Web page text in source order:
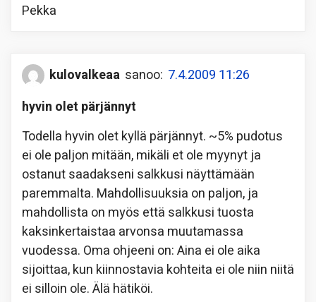
Pekka
kulovalkeaa sanoo: 7.4.2009 11:26
hyvin olet pärjännyt
Todella hyvin olet kyllä pärjännyt. ~5% pudotus
ei ole paljon mitään, mikäli et ole myynyt ja
ostanut saadakseni salkkusi näyttämään
paremmalta. Mahdollisuuksia on paljon, ja
mahdollista on myös että salkkusi tuosta
kaksinkertaistaa arvonsa muutamassa
vuodessa. Oma ohjeeni on: Aina ei ole aika
sijoittaa, kun kiinnostavia kohteita ei ole niin niitä
ei silloin ole. Älä hätiköi.